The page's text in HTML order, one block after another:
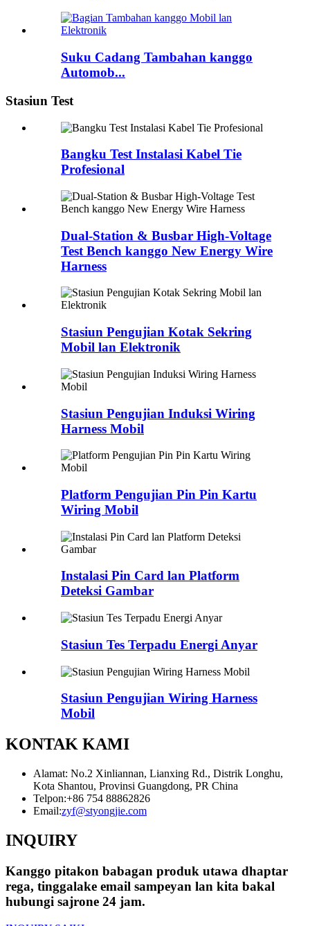
Suku Cadang Tambahan kanggo
Automob...
Stasiun Test
Bangku Test Instalasi Kabel Tie
Profesional
Dual-Station & Busbar High-Voltage
Test Bench kanggo New Energy Wire
Harness
Stasiun Pengujian Kotak Sekring
Mobil lan Elektronik
Stasiun Pengujian Induksi Wiring
Harness Mobil
Platform Pengujian Pin Pin Kartu
Wiring Mobil
Instalasi Pin Card lan Platform
Deteksi Gambar
Stasiun Tes Terpadu Energi Anyar
Stasiun Pengujian Wiring Harness
Mobil
KONTAK KAMI
Alamat: No.2 Xinliannan, Lianxing Rd., Distrik Longhu,
Kota Shantou, Provinsi Guangdong, PR China
Telpon:+86 754 88862826
Email:zyf@styongjie.com
INQUIRY
Kanggo pitakon babagan produk utawa dhaptar
rega, tinggalake email sampeyan lan kita bakal
hubungi sajrone 24 jam.